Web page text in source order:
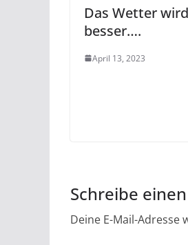
Das Wetter wird
besser….
April 13, 2023
Schreibe
Deine E-Mail-